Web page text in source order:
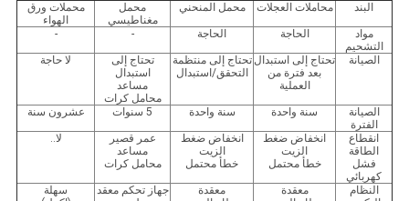
البند محاملات العجلات محمل المنحني
محمل
مغناطيسي
محملات ورق
الهواء
مواد
التشحيم
الحاجة الحاجة -
-
الصيانة
تحتاج إلى استبدال
بعد فترة من
العملية
تحتاج إلى منتظمة
التحقق/استبدال
تحتاج إلى
استبدال
مساعد
محامل كرات
لا حاجة
الصيانة
الفترة
سنة واحدة سنة واحدة 5 سنوات عشرون سنة
انقطاع
الطاقة
فشل
كهربائي
انخفاض ضغط
الزيت
خطأ محتمل
انخفاض ضغط
الزيت
خطأ محتمل
عمر قصير
مساعد
محامل كرات
لا..
النظام
معقدة
معقدة
جهاز تحكم معقد
سهلة